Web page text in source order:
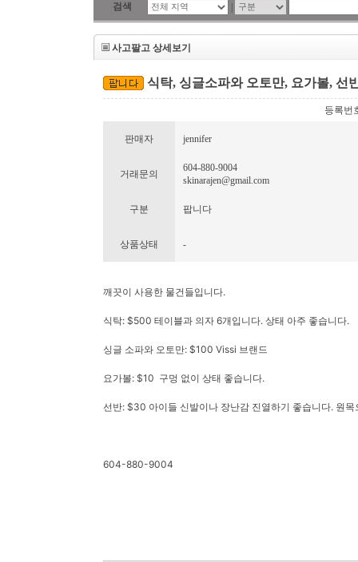
검색 |
사고팔고 상세보기
식탁, 싱글소파와 오토만, 요가볼, 선
등록번
판매자 jennifer
거래문의
604-880-9004
skinarajen@gmail.com
구분 팝니다
상품상태 -
깨끗이 사용한 물건들입니다.
식탁: $500 테이블과 의자 6개입니다. 상태 아주 좋습니다.
싱글 소파와 오토만: $100 Vissi 브랜드
요가볼: $10 구멍 없이 상태 좋습니다.
선반: $30 아이들 신발이나 장난감 진열하기 좋습니다. 원목
604-880-9004